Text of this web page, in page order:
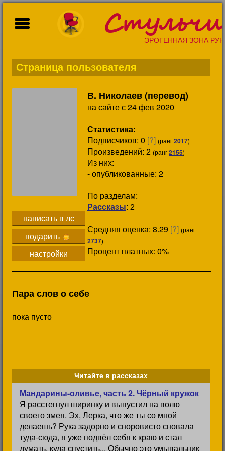
ЭРОГЕННАЯ ЗОНА
Страница пользователя
написать в лс
подарить
настройки
В. Николаев (перевод)
на сайте с 24 фев 2020
Статистика:
Подписчиков: 0 [?] (ранг2017)
Произведений: 2 (ранг2155)
Из них:
- опубликованные: 2
По разделам:
Рассказы: 2
Средняя оценка: 8.29 [?] (ранг
2737)
Процент платных: 0%
Пара слов о себе
пока пусто
Читайте в рассказах
Мандарины-оливье, часть 2. Чёрный кружок
Я расстегнул ширинку и выпустил на волю
своего змея. Эх, Лерка, что же ты со мной
делаешь? Рука задорно и сноровисто сновала
туда-сюда, я уже подвёл себя к краю и стал
думать, куда спустить... Обычно это умывальник